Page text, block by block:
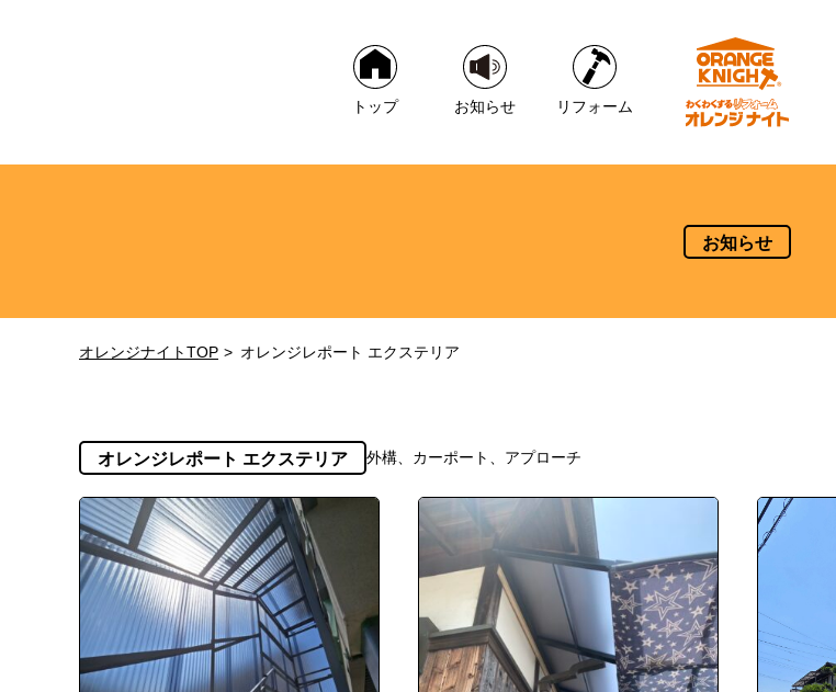
トップ お知らせ リフォーム
お知らせ
オレンジナイトTOP オレンジレポート エクステリア
オレンジレポート エクステリア 外構、カーポート、アプローチ